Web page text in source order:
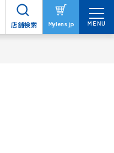
店舗検索 Mylens.jp MENU
店舗検索 Mylens.jp MENU